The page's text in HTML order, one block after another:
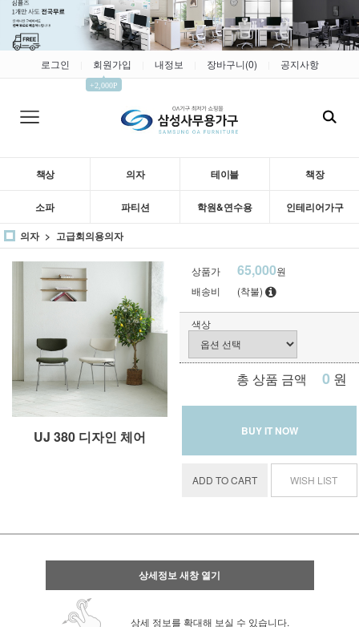
로그인 회원가입
▲
+2,000P
내정보 장바구니(0) 공지사항
책상 의자 테이블 책장
소파 파티션 학원&연수용
인테리어가구
의자
고급회의용의자
UJ 380 디자인 체어
상품가 65,000원
배송비
(착불)
색상
총 상품 금액 0 원
BUY IT NOW
ADD TO CART WISH LIST
상세정보 새창 열기
상세 정보를 확대해 보실 수 있습니다.